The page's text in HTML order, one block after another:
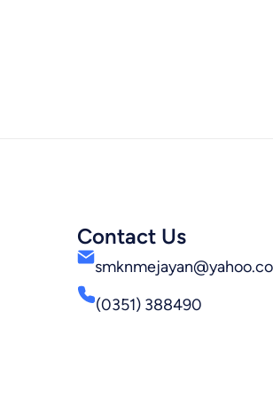
Contact Us
(0351) 388490